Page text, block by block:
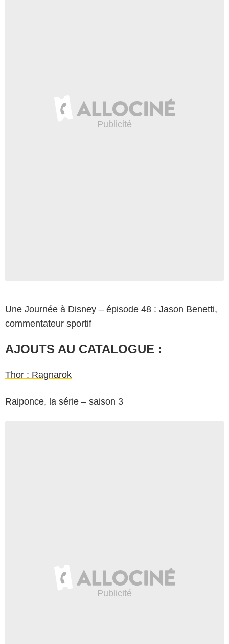
Une Journée à Disney – épisode 48 : Jason Benetti,
commentateur sportif
AJOUTS AU CATALOGUE :
Thor : Ragnarok
Raiponce, la série – saison 3